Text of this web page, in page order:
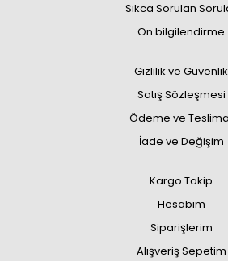
Sıkca Sorulan
Ön bilgilendirme
Gizlilik ve Güvenlik
Satış Sözleşmesi
Ödeme ve
İade ve Değişim
Kargo Takip
Hesabım
Siparişlerim
Alışveriş Sepetim